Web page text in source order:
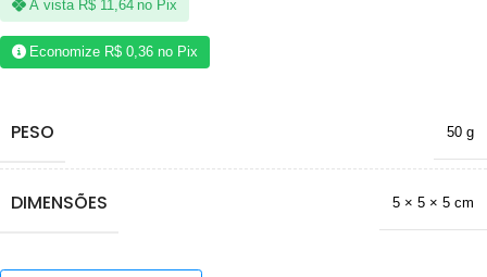
À vista R$11,64 no Pix
Economize R$ 0,36 no Pix
PESO 50 g
DIMENSÕES 5 × 5 × 5 cm